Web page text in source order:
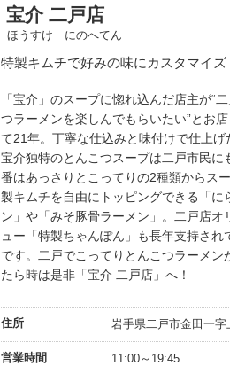
宝介 二戸店
ほうすけ にのへてん
特製キムチで好みの味にカスタマイズ
「宝介」のスープに惚れ込んだ店主が“
つラーメンを楽しんでもらいたい”とお
て21年。丁寧な仕込みと味付けで仕上げ
宝介独特のとんこつスープは二戸市民に
番はあっさりとこってりの2種類からス
製キムチを自由にトッピングできる「に
ン」や「みそ豚骨ラーメン」。二戸店オ
ュー「特製ちゃんぽん」も長年支持され
です。二戸でこってりとんこつラーメン
たら時は是非「宝介 二戸店」へ！
住所 岩手県二戸市金田一字
営業時間 11:00～19:45